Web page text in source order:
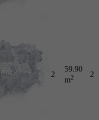
2
59.90
m2 2